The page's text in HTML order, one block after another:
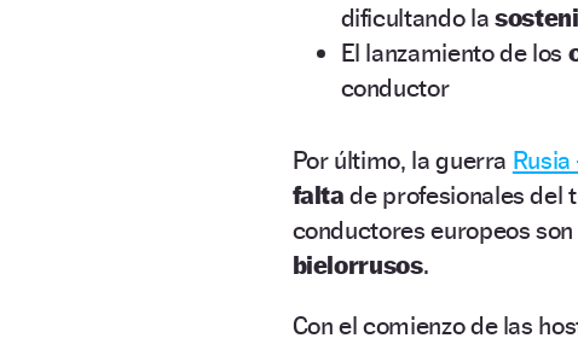
dificultando la
El lanzamiento de los
conductor
Por último, la guerra
falta de profesionales del
conductores europeos son
bielorrusos.
Con el comienzo de las